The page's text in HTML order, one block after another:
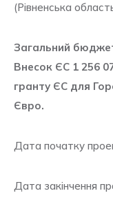
(Рівненська
Загальний
Внесок ЄС 1 256
гранту ЄС для
Євро.
Дата початку
Дата закінчення